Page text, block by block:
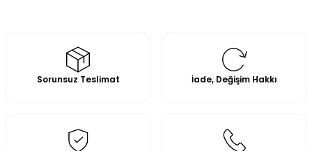
Sorunsuz Teslimat İade, Değişim Hakkı